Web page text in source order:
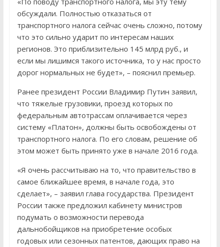
обсуждали. Полностью отказаться от
транспортного налога сейчас очень сложно, потому
что это сильно ударит по интересам наших
регионов. Это приблизительно 145 млрд руб., и
если мы лишимся такого источника, то у нас просто
дорог нормальных не будет», – пояснил премьер.
Ранее президент России Владимир Путин заявил,
что тяжелые грузовики, проезд которых по
федеральным автотрассам оплачивается через
систему «Платон», должны быть освобождены от
транспортного налога. По его словам, решение об
этом может быть принято уже в начале 2016 года.
«Я очень рассчитываю на то, что правительство в
самое ближайшее время, в начале года, это
сделает», – заявил глава государства. Президент
России также предложил кабинету министров
подумать о возможности перевода
дальнобойщиков на приобретение особых
годовых или сезонных патентов, дающих право на